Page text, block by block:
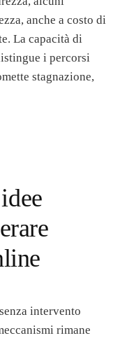
anche a costo di
La capacità di
i percorsi
stagnazione,
intervento
rimane